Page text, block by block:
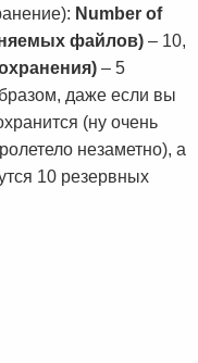
Number of
файлов) – 10,
– 5
даже если вы
(ну очень
незаметно), а
10 резервных